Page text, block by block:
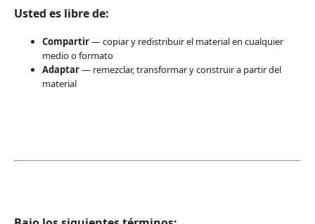
Usted es libre de:
Compartir— copiar y redistribuir el material en cualquier
medio o formato
Adaptar— remezclar, transformar y construir a partir del
material